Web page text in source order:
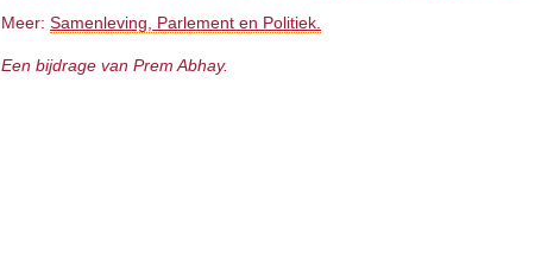
Meer: Samenleving, Parlement en Politiek.
Een bijdrage van Prem Abhay.